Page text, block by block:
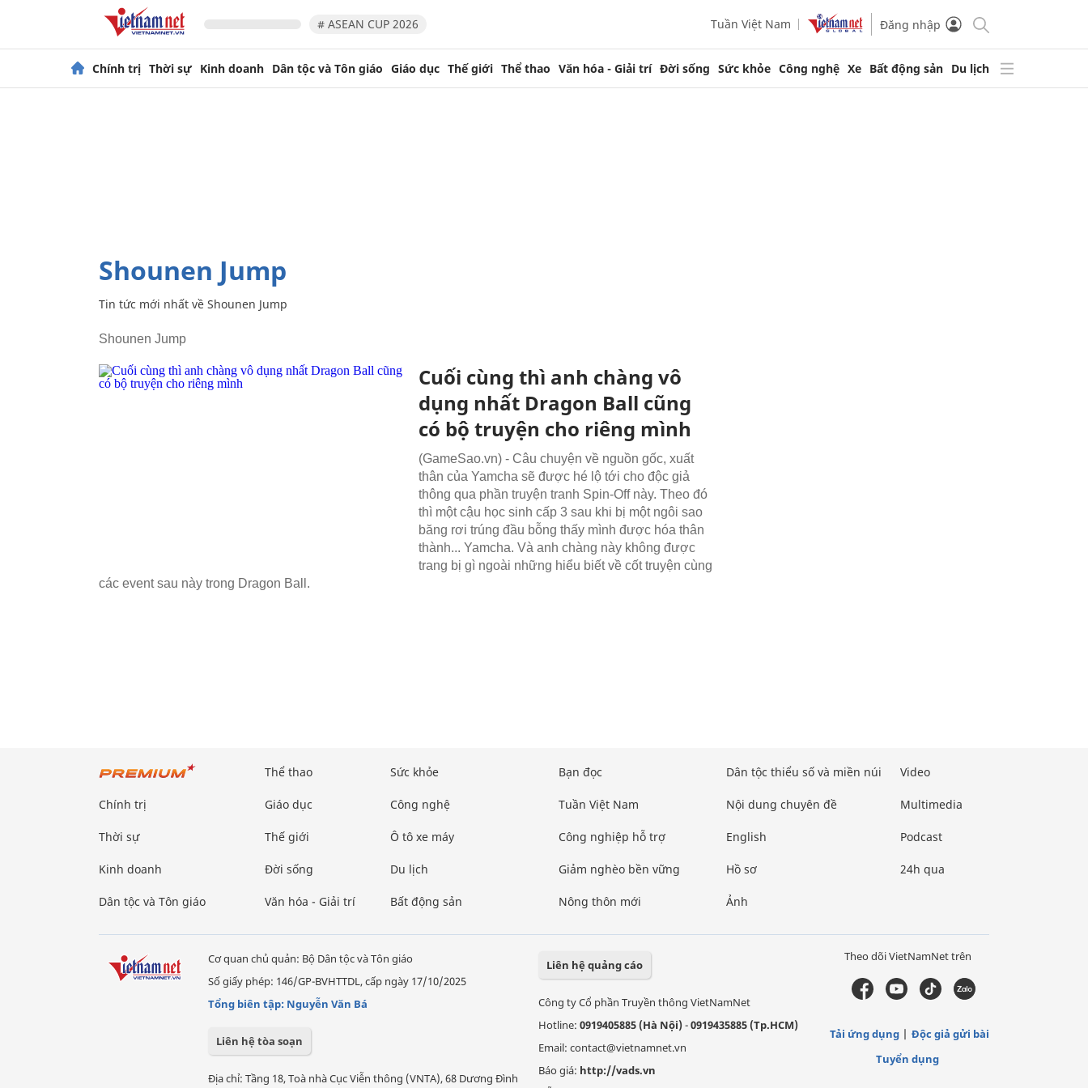
# ASEAN CUP 2026 Tuần Việt Nam Đăng nhập
Chính trị Thời sự Kinh doanh Dân tộc và Tôn giáo Giáo dục Thế giới Thể thao Văn hóa - Giải trí Đời sống Sức khỏe Công nghệ Xe Bất động sản Du lịch
Shounen Jump
Tin tức mới nhất về Shounen Jump
Shounen Jump
Cuối cùng thì anh chàng vô
dụng nhất Dragon Ball cũng
có bộ truyện cho riêng mình
(GameSao.vn) - Câu chuyện về nguồn gốc, xuất
thân của Yamcha sẽ được hé lộ tới cho độc giả
thông qua phần truyện tranh Spin-Off này. Theo đó
thì một cậu học sinh cấp 3 sau khi bị một ngôi sao
băng rơi trúng đầu bỗng thấy mình được hóa thân
thành... Yamcha. Và anh chàng này không được
trang bị gì ngoài những hiểu biết về cốt truyện cùng
các event sau này trong Dragon Ball.
Chính trị
Thời sự
Kinh doanh
Dân tộc và Tôn giáo
Thể thao
Giáo dục
Thế giới
Đời sống
Văn hóa - Giải trí
Sức khỏe
Công nghệ
Ô tô xe máy
Du lịch
Bất động sản
Bạn đọc
Tuần Việt Nam
Công nghiệp hỗ trợ
Giảm nghèo bền vững
Nông thôn mới
Dân tộc thiểu số và miền núi
Nội dung chuyên đề
English
Hồ sơ
Ảnh
Video
Multimedia
Podcast
24h qua
Cơ quan chủ quản: Bộ Dân tộc và Tôn giáo
Số giấy phép: 146/GP-BVHTTDL, cấp ngày 17/10/2025
Tổng biên tập: Nguyễn Văn Bá
Liên hệ tòa soạn
Địa chỉ: Tầng 18, Toà nhà Cục Viễn thông (VNTA), 68 Dương Đình
Liên hệ quảng cáo
Công ty Cổ phần Truyền thông VietNamNet
Hotline: 0919405885 (Hà Nội)-0919435885 (Tp.HCM)
Email: contact@vietnamnet.vn
Báo giá: http://vads.vn
Theo dõi VietNamNet trên
Tải ứng dụng
Độc giả gửi bài
Tuyển dụng